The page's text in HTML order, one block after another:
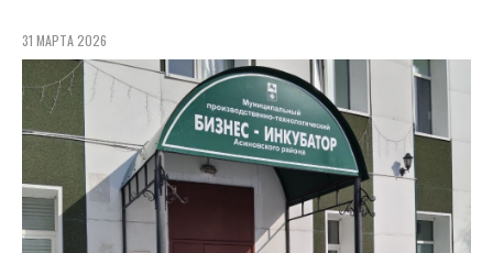
31 МАРТА 2026